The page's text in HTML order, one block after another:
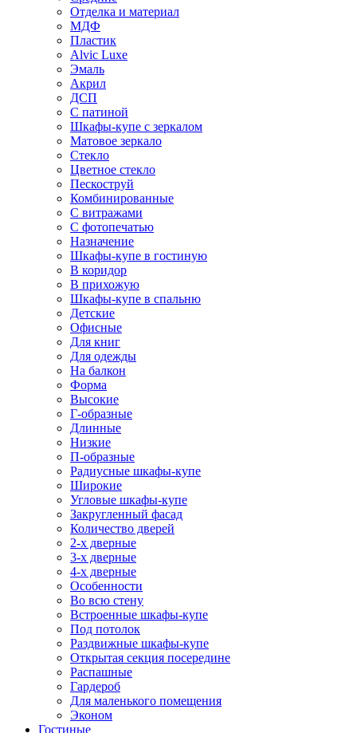
Отделка и материал
МДФ
Пластик
Alvic Luxe
Эмаль
Акрил
ДСП
С патиной
Шкафы-купе с зеркалом
Матовое зеркало
Стекло
Цветное стекло
Пескоструй
Комбинированные
С витражами
С фотопечатью
Назначение
Шкафы-купе в гостиную
В коридор
В прихожую
Шкафы-купе в спальню
Детские
Офисные
Для книг
Для одежды
На балкон
Форма
Высокие
Г-образные
Длинные
Низкие
П-образные
Радиусные шкафы-купе
Широкие
Угловые шкафы-купе
Закругленный фасад
Количество дверей
2-х дверные
3-х дверные
4-х дверные
Особенности
Во всю стену
Встроенные шкафы-купе
Под потолок
Раздвижные шкафы-купе
Открытая секция посередине
Распашные
Гардероб
Для маленького помещения
Эконом
Гостиные